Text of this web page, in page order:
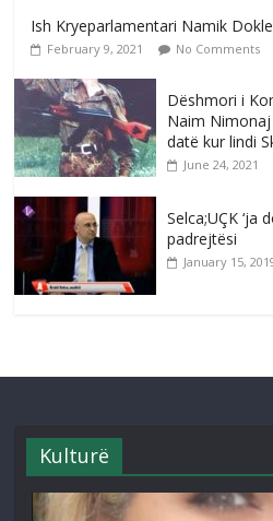
Ish Kryeparlamentari Namik
February 9, 2021 No Comments
Dëshmori i
Naim
datë kur lindi
June 24, 2021
Selca;UÇK ‘ja
padrejtësi
January 15,
Kulturë